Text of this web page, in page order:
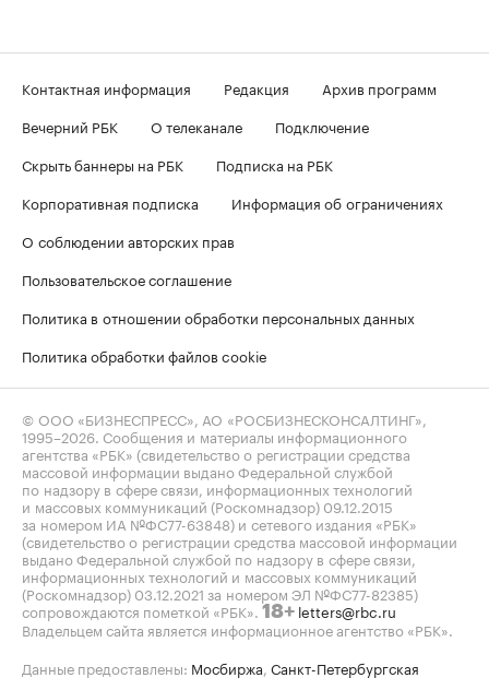
Контактная информация Редакция
Архив программ
Вечерний РБК
О телеканале
Подключение
Скрыть баннеры на РБК
Подписка на РБК
Корпоративная подписка
Информация об ограничениях
О соблюдении авторских прав
Пользовательское соглашение
Политика в отношении обработки персональных данных
Политика обработки файлов cookie
© ООО «БИЗНЕСПРЕСС», АО «РОСБИЗНЕСКОНСАЛТИНГ»,
1995–2026. Сообщения и материалы информационного
агентства «РБК» (свидетельство о регистрации средства
массовой информации выдано Федеральной службой
по надзору в сфере связи, информационных технологий
и массовых коммуникаций (Роскомнадзор) 09.12.2015
за номером ИА №ФС77-63848) и сетевого издания «РБК»
(свидетельство о регистрации средства массовой информации
выдано Федеральной службой по надзору в сфере связи,
информационных технологий и массовых коммуникаций
(Роскомнадзор) 03.12.2021 за номером ЭЛ №ФС77-82385)
сопровождаются пометкой «РБК». 18+ letters@rbc.ru
Владельцем сайта является информационное агентство «РБК».
Данные предоставлены: Мосбиржа, Санкт-Петербургская